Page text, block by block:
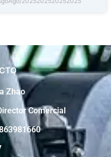
Zhao
Comercial